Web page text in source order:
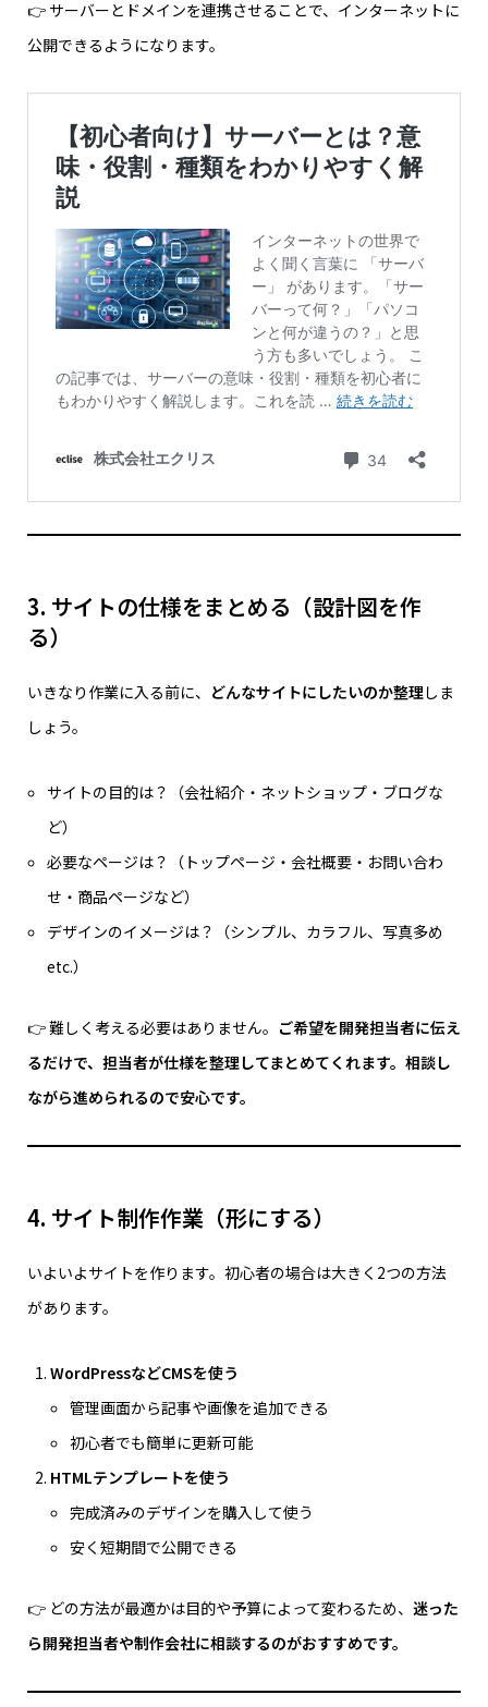
👉 サーバーとドメインを連携させることで、インターネットに
公開できるようになります。
3. サイトの仕様をまとめる（設計図を作
る）
いきなり作業に入る前に、 どんなサイトにしたいのか整理 しま
しょう。
サイトの目的は？（会社紹介・ネットショップ・ブログな
ど）
必要なページは？（トップページ・会社概要・お問い合わ
せ・商品ページなど）
デザインのイメージは？（シンプル、カラフル、写真多め
etc.）
👉 難しく考える必要はありません。 ご希望を開発担当者に伝え
るだけで、担当者が仕様を整理してまとめてくれます。相談し
ながら進められるので安心です。
4. サイト制作作業（形にする）
いよいよサイトを作ります。初心者の場合は大きく2つの方法
があります。
WordPressなどCMSを使う
管理画面から記事や画像を追加できる
初心者でも簡単に更新可能
HTMLテンプレートを使う
完成済みのデザインを購入して使う
安く短期間で公開できる
👉 どの方法が最適かは目的や予算によって変わるため、 迷った
ら開発担当者や制作会社に相談するのがおすすめです。